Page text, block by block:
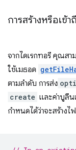
การสร้างหรือเข้
จากไดเรกทอรี คุณสา
ใช้เมธอด
ตามลำดับ การส่ง
create และค่าบูลีน
กำหนดได้ว่าจะสร้าง